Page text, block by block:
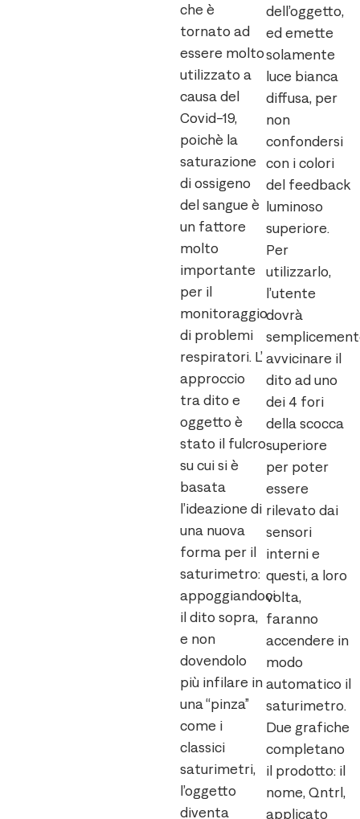
che è
tornato ad
essere molto
utilizzato a
causa del
Covid-19,
poichè la
saturazione
di ossigeno
del sangue è
un fattore
molto
importante
per il
monitoraggio
di problemi
respiratori. L’
approccio
tra dito e
oggetto è
stato il fulcro
su cui si è
basata
l’ideazione di
una nuova
forma per il
saturimetro:
appoggiandoci
il dito sopra,
e non
dovendolo
più infilare in
una “pinza”
come i
classici
saturimetri,
l’oggetto
diventa
dell’oggetto,
ed emette
solamente
luce bianca
diffusa, per
non
confondersi
con i colori
del feedback
luminoso
superiore.
Per
utilizzarlo,
l’utente
dovrà
avvicinare il
dito ad uno
dei 4 fori
della scocca
superiore
per poter
essere
rilevato dai
sensori
interni e
questi, a loro
volta,
faranno
accendere in
modo
automatico il
saturimetro.
Due grafiche
completano
il prodotto: il
nome, Qntrl,
applicato